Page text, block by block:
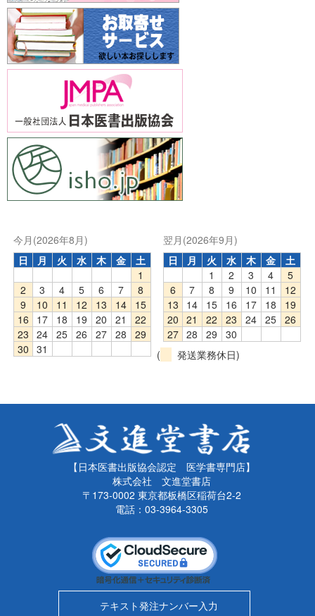
今月(2026年8月)
日
月 火 水 木 金
土
1
2
3 4 5 6 7
8
9
10 11 12 13 14
15
16
17 18 19 20 21
22
23
24 25 26 27 28
29
30
31
翌月(2026年9月)
日
月 火 水 木 金
土
1
2 3 4
5
6
7 8 9 10 11
12
13
14 15 16 17 18
19
20
21 22 23 24 25
26
27 28 29
30
(
発送業務休日)
【日本医書出版協会認定 医学書専門店】
株式会社 文進堂書店
〒173-0002 東京都板橋区稲荷台2-2
電話：03-3964-3305
テキスト発注ナンバー入力